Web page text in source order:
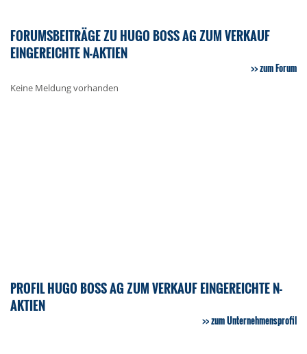
FORUMSBEITRÄGE ZU HUGO BOSS AG ZUM VERKAUF
EINGEREICHTE N-AKTIEN
zum Forum
Keine Meldung vorhanden
PROFIL HUGO BOSS AG ZUM VERKAUF EINGEREICHTE N-
AKTIEN
zum Unternehmensprofil